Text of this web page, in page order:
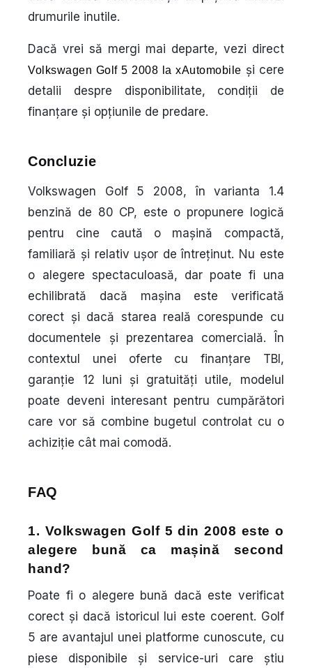
drumurile inutile.
Dacă vrei să mergi mai departe, vezi direct
Volkswagen Golf 5 2008 la xAutomobile și cere
detalii despre disponibilitate, condiții de
finanțare și opțiunile de predare.
Concluzie
Volkswagen Golf 5 2008, în varianta 1.4
benzină de 80 CP, este o propunere logică
pentru cine caută o mașină compactă,
familiară și relativ ușor de întreținut. Nu este
o alegere spectaculoasă, dar poate fi una
echilibrată dacă mașina este verificată
corect și dacă starea reală corespunde cu
documentele și prezentarea comercială. În
contextul unei oferte cu finanțare TBI,
garanție 12 luni și gratuități utile, modelul
poate deveni interesant pentru cumpărători
care vor să combine bugetul controlat cu o
achiziție cât mai comodă.
FAQ
1. Volkswagen Golf 5 din 2008 este o
alegere bună ca mașină second
hand?
Poate fi o alegere bună dacă este verificat
corect și dacă istoricul lui este coerent. Golf
5 are avantajul unei platforme cunoscute, cu
piese disponibile și service-uri care știu